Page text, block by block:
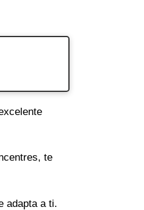
te
adapta a ti.